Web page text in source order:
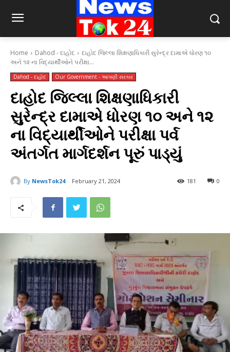
Home Dahod - દાહોદ
દાહોદ જિલ્લા શિક્ષણાધિકારી સુરેન્દ્ર દામાએ ધોરણ ૧૦
અને ૧૨ ના વિદ્યાર્થીઓને પરીક્ષા...
Dahod - દાહોદ Our Government - આપણી સરકાર
દાહોદ જિલ્લા શિક્ષણાધિકારી
સુરેન્દ્ર દામાએ ધોરણ ૧૦ અને ૧૨
ના વિદ્યાર્થીઓને પરીક્ષા પર્વ
અંતર્ગત માર્ગદર્શન પૂરું પાડ્યું
By NewsTok24 February 21, 2024 0
181